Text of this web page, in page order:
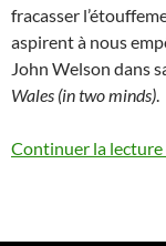
fracasser
aspirent à nous
John Welson dans
Wales (in two minds).
Continuer la lecture